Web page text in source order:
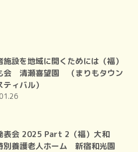
施設を地域に開くためには（福）
会 清瀬喜望園 （まりもタウン
ティバル）
表会 2025 Part 2（福）大和
養護老人ホーム 新宿和光園